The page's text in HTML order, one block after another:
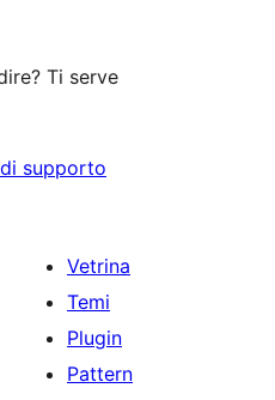
Ti serve
supporto
Vetrina
Temi
Plugin
Pattern